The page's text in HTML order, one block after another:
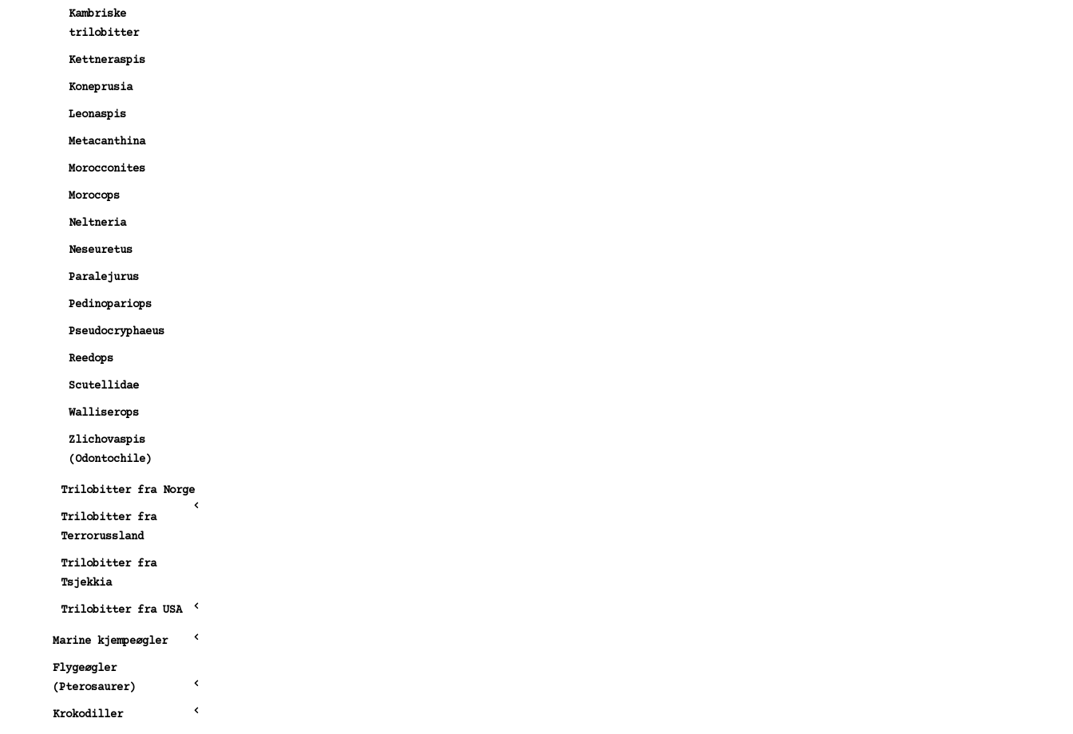
Kambriske
trilobitter
Kettneraspis
Koneprusia
Leonaspis
Metacanthina
Morocconites
Morocops
Neltneria
Neseuretus
Paralejurus
Pedinopariops
Pseudocryphaeus
Reedops
Scutellidae
Walliserops
Zlichovaspis
(Odontochile)
Trilobitter fra Norge
Trilobitter fra
Terrorussland
Trilobitter fra
Tsjekkia
Trilobitter fra USA
Marine kjempeøgler
Flygeøgler
(Pterosaurer)
Krokodiller